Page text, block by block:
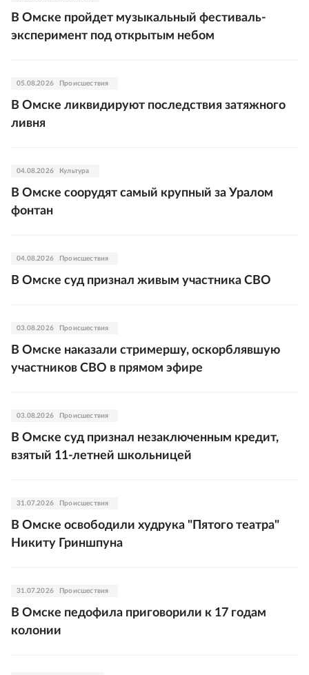
В Омске пройдет музыкальный фестиваль-
эксперимент под открытым небом
05.08.2026 Происшествия
В Омске ликвидируют последствия затяжного
ливня
04.08.2026 Культура
В Омске соорудят самый крупный за Уралом
фонтан
04.08.2026 Происшествия
В Омске суд признал живым участника СВО
03.08.2026 Происшествия
В Омске наказали стримершу, оскорблявшую
участников СВО в прямом эфире
03.08.2026 Происшествия
В Омске суд признал незаключенным кредит,
взятый 11-летней школьницей
31.07.2026 Происшествия
В Омске освободили худрука "Пятого театра"
Никиту Гриншпуна
31.07.2026 Происшествия
В Омске педофила приговорили к 17 годам
колонии